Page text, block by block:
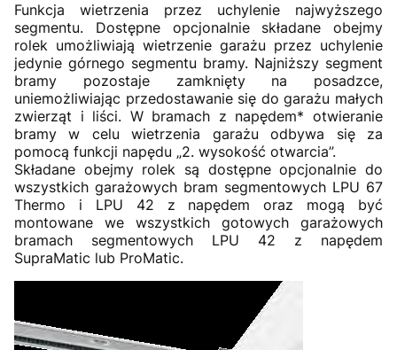
Funkcja wietrzenia przez uchylenie najwyższego
segmentu. Dostępne opcjonalnie składane obejmy
rolek umożliwiają wietrzenie garażu przez uchylenie
jedynie górnego segmentu bramy. Najniższy segment
bramy pozostaje zamknięty na posadzce,
uniemożliwiając przedostawanie się do garażu małych
zwierząt i liści. W bramach z napędem* otwieranie
bramy w celu wietrzenia garażu odbywa się za
pomocą funkcji napędu „2. wysokość otwarcia”.
Składane obejmy rolek są dostępne opcjonalnie do
wszystkich garażowych bram segmentowych LPU 67
Thermo i LPU 42 z napędem oraz mogą być
montowane we wszystkich gotowych garażowych
bramach segmentowych LPU 42 z napędem
SupraMatic lub ProMatic.